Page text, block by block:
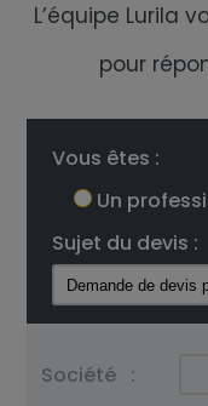
L’équipe Lurila
pour
Vous êtes :
Un
Sujet du devis :
Société :